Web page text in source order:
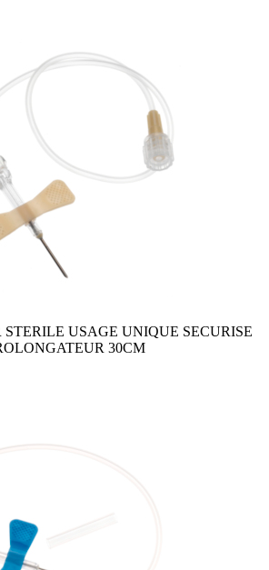
STERILE USAGE UNIQUE SECURISE
30CM